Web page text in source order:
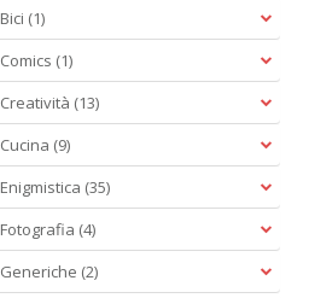
Bici (1)
Comics (1)
Creatività (13)
Cucina (9)
Enigmistica (35)
Fotografia (4)
Generiche (2)